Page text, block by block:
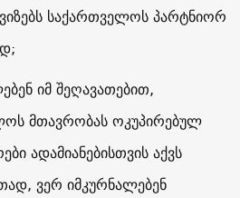
საქართველოს პარტნიორ
იმ შეღავათებით,
მთავრობას ოკუპირებულ
ადამიანებისთვის აქვს
ვერ იმკურნალებენ